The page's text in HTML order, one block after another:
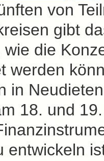
von
gibt
die
werden
in
18. und
entwickeln